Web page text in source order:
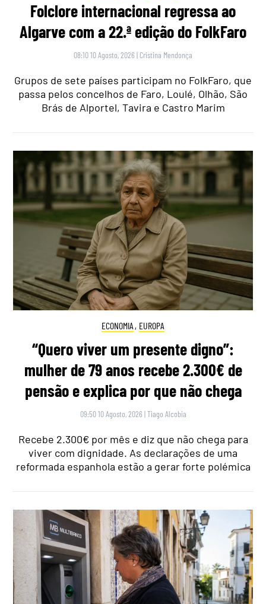
Folclore internacional regressa ao
Algarve com a 22.ª edição do FolkFaro
08:10 10 Agosto, 2026 | Cristina Mendonça
Grupos de sete países participam no FolkFaro, que
passa pelos concelhos de Faro, Loulé, Olhão, São
Brás de Alportel, Tavira e Castro Marim
ECONOMIA , EUROPA
“Quero viver um presente digno”:
mulher de 79 anos recebe 2.300€ de
pensão e explica por que não chega
09:50 10 Agosto, 2026 |Tiago Alcobia
Recebe 2.300€ por mês e diz que não chega para
viver com dignidade. As declarações de uma
reformada espanhola estão a gerar forte polémica